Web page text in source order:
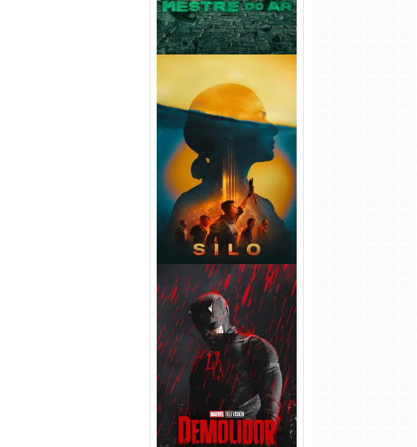
Silo 2ª Temporada (2024)
WEB-DL 1080p Dual Áudio
Demolidor: Renascido 2ª
Temporada (2026) WEB-DL
1080p Dual Áudio